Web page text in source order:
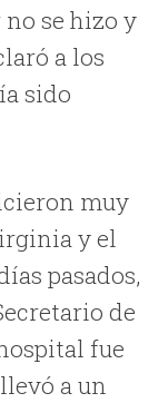
se hizo y
a los
sido
muy
y el
pasados,
de
fue
a un